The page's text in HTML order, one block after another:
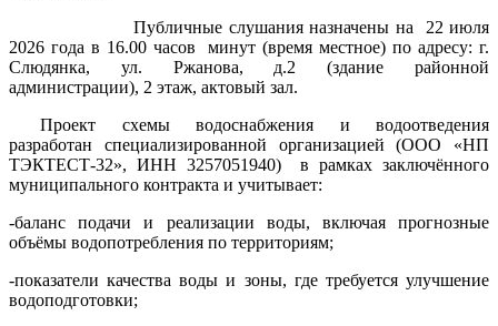
Публичные слушания назначены на
22 июля
2026 года в 16.00 часов
минут (время местное) по адресу: г.
Слюдянка, ул. Ржанова, д.2 (здание районной
администрации), 2 этаж, актовый зал.
Проект схемы водоснабжения и водоотведения
разработан специализированной организацией(ООО «НП
ТЭКТЕСТ-32», ИНН 3257051940)
в рамках заключённого
муниципального контракта и учитывает:
-баланс подачи и реализации воды, включая прогнозные
объёмы водопотребления по территориям;
-показатели качества воды и зоны, где требуется улучшение
водоподготовки;